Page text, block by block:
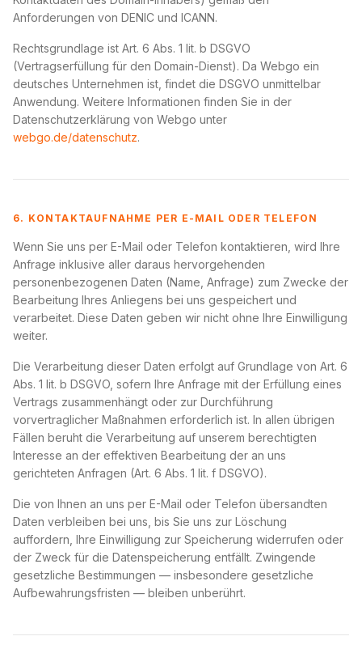
Anforderungen von DENIC und ICANN.
Rechtsgrundlage ist Art. 6 Abs. 1 lit. b DSGVO
(Vertragserfüllung für den Domain-Dienst). Da Webgo ein
deutsches Unternehmen ist, findet die DSGVO unmittelbar
Anwendung. Weitere Informationen finden Sie in der
Datenschutzerklärung von Webgo unter
webgo.de/datenschutz.
6. KONTAKTAUFNAHME PER E-MAIL ODER TELEFON
Wenn Sie uns per E-Mail oder Telefon kontaktieren, wird Ihre
Anfrage inklusive aller daraus hervorgehenden
personenbezogenen Daten (Name, Anfrage) zum Zwecke der
Bearbeitung Ihres Anliegens bei uns gespeichert und
verarbeitet. Diese Daten geben wir nicht ohne Ihre Einwilligung
weiter.
Die Verarbeitung dieser Daten erfolgt auf Grundlage von Art. 6
Abs. 1 lit. b DSGVO, sofern Ihre Anfrage mit der Erfüllung eines
Vertrags zusammenhängt oder zur Durchführung
vorvertraglicher Maßnahmen erforderlich ist. In allen übrigen
Fällen beruht die Verarbeitung auf unserem berechtigten
Interesse an der effektiven Bearbeitung der an uns
gerichteten Anfragen (Art. 6 Abs. 1 lit. f DSGVO).
Die von Ihnen an uns per E-Mail oder Telefon übersandten
Daten verbleiben bei uns, bis Sie uns zur Löschung
auffordern, Ihre Einwilligung zur Speicherung widerrufen oder
der Zweck für die Datenspeicherung entfällt. Zwingende
gesetzliche Bestimmungen — insbesondere gesetzliche
Aufbewahrungsfristen — bleiben unberührt.